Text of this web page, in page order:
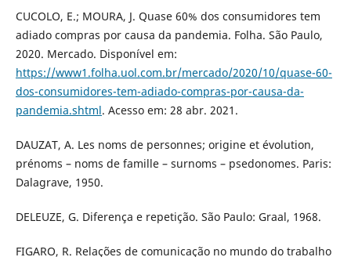
CUCOLO, E.; MOURA, J. Quase 60% dos consumidores tem
adiado compras por causa da pandemia. Folha. São Paulo,
2020. Mercado. Disponível em:
https://www1.folha.uol.com.br/mercado/2020/10/quase-60-
dos-consumidores-tem-adiado-compras-por-causa-da-
pandemia.shtml. Acesso em: 28 abr. 2021.
DAUZAT, A. Les noms de personnes; origine et évolution,
prénoms – noms de famille – surnoms – psedonomes. Paris:
Dalagrave, 1950.
DELEUZE, G. Diferença e repetição. São Paulo: Graal, 1968.
FIGARO, R. Relações de comunicação no mundo do trabalho